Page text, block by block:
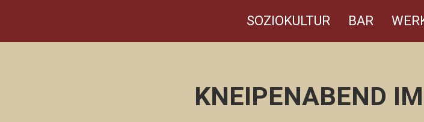
SOZIOKULTUR BAR
KNEIPENABEND